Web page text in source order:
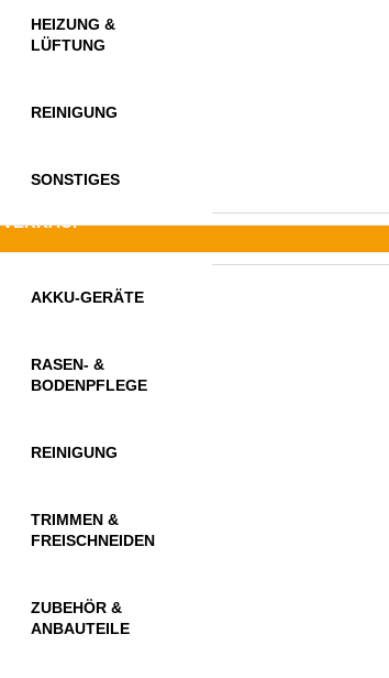
HEIZUNG &
LÜFTUNG
REINIGUNG
SONSTIGES
VERKAUF
AKKU-GERÄTE
RASEN- &
BODENPFLEGE
REINIGUNG
TRIMMEN &
FREISCHNEIDEN
ZUBEHÖR &
ANBAUTEILE